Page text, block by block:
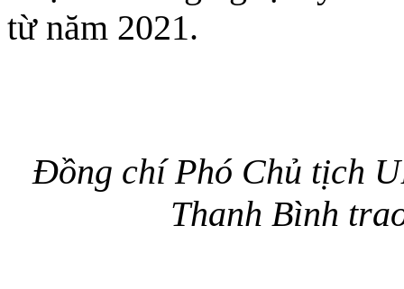
từ năm 2021.
Đồng chí Phó Chủ tịch
Thanh Bình